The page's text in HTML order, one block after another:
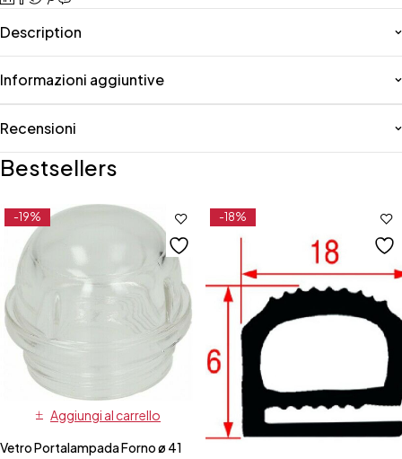
Description
Informazioni aggiuntive
Recensioni
Bestsellers
-19%
Aggiungi al carrello
Vetro Portalampada Forno ø 41
-18%